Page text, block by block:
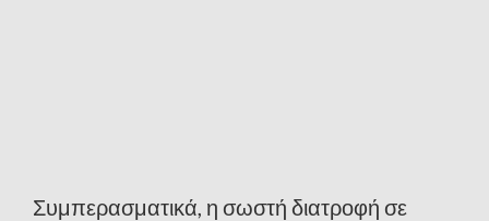
Συμπερασματικά, η σωστή διατροφή σε